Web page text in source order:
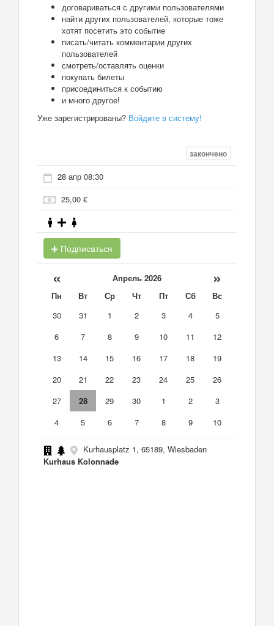
договариваться с другими пользователями
найти других пользователей, которые тоже
хотят посетить это событие
писать/читать комментарии других
пользователей
смотреть/оставлять оценки
покупать билеты
присоединиться к событию
и много другое!
Уже зарегистрированы? Войдите в систему!
закончено
28 апр 08:30
25,00 €
Подписаться
« Апрель 2026 »
Пн Вт Ср Чт Пт Сб
Вс
30
31 1 2 3 4
5
6
7 8 9 10 11
12
13
14 15 16 17 18
19
20
21 22 23 24 25
26
27
28 29 30 1 2
3
4
5 6 7 8 9 10
Kurhausplatz 1, 65189, Wiesbaden
Kurhaus Kolonnade